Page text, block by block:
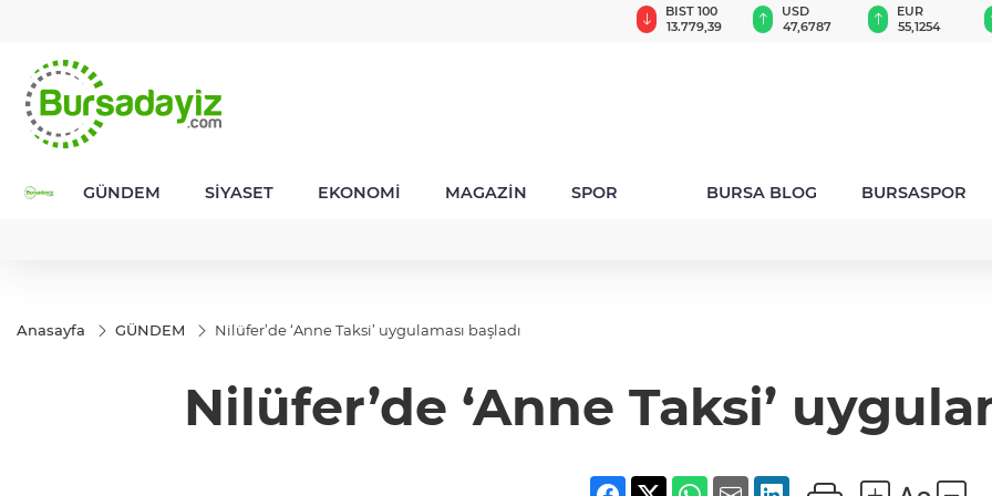
BIST 100
13.779,39
USD
47,6787
EUR
55,1254
GÜNDEM SİYASET EKONOMİ MAGAZİN SPOR BURSA BLOG BURSASPOR
Anasayfa GÜNDEM Nilüfer’de ‘Anne Taksi’ uygulaması başladı
Nilüfer’de ‘Anne Taksi’